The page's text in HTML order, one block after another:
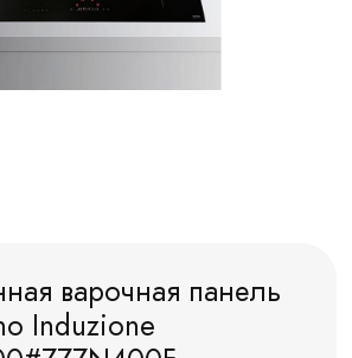
варочная панель
Induzione